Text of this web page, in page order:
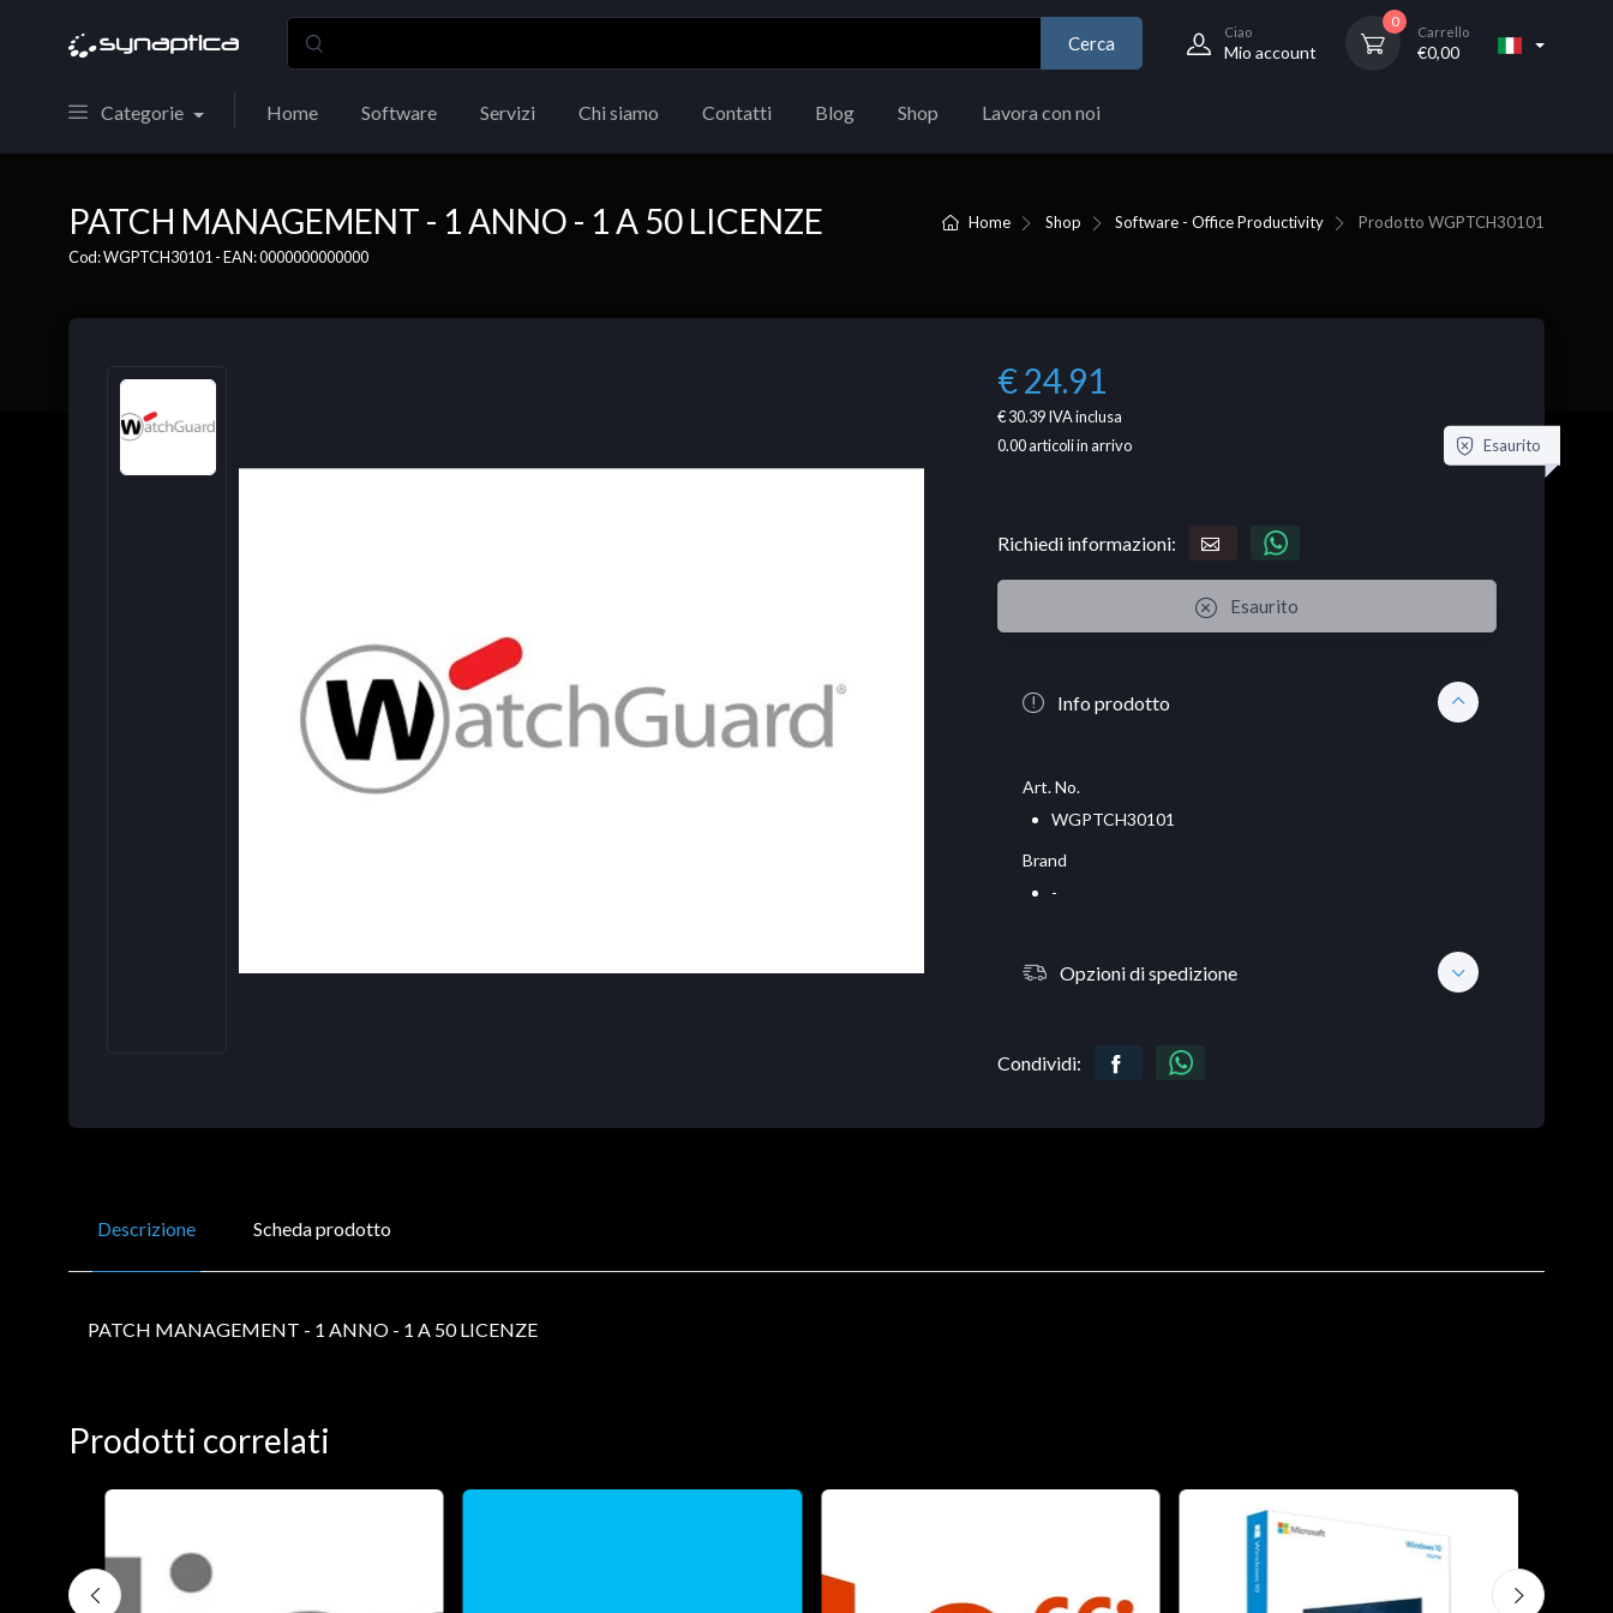
Cerca
Ciao
Mio account
0
Carrello
€0,00
Categorie Home Software Servizi Chi siamo Contatti Blog Shop Lavora con noi
Home Shop Software - Office Productivity Prodotto WGPTCH30101
PATCH MANAGEMENT - 1 ANNO - 1 A 50 LICENZE
Cod: WGPTCH30101 - EAN: 0000000000000
€ 24.91
€ 30.39IVA inclusa
0.00articoli in arrivo Esaurito
Richiedi informazioni:
Esaurito
Info prodotto
Art. No.
WGPTCH30101
Brand
-
Opzioni di spedizione
Condividi:
Descrizione Scheda prodotto
PATCH MANAGEMENT - 1 ANNO - 1 A 50 LICENZE
Prodotti correlati